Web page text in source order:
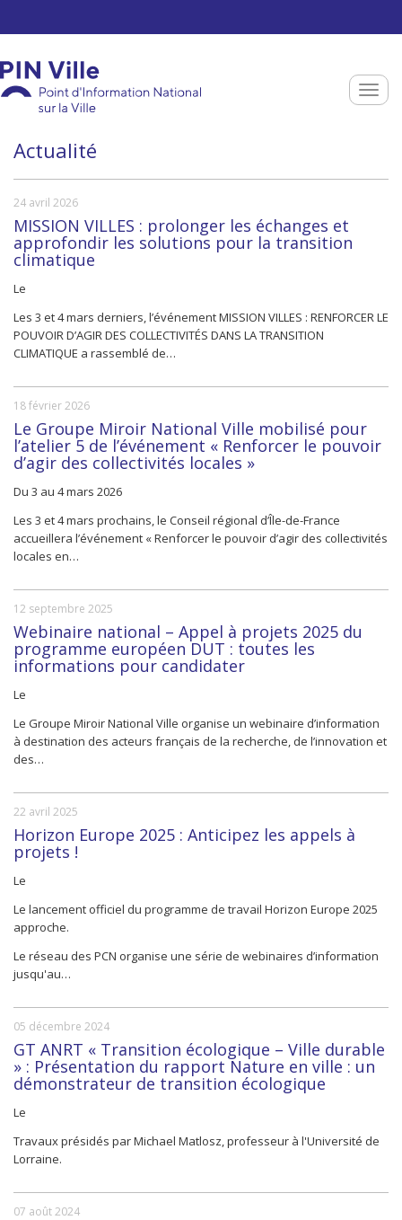
Actualité
24 avril 2026
MISSION VILLES : prolonger les échanges et
approfondir les solutions pour la transition
climatique
Le
Les 3 et 4 mars derniers, l’événement MISSION VILLES : RENFORCER LE
POUVOIR D’AGIR DES COLLECTIVITÉS DANS LA TRANSITION
CLIMATIQUE a rassemblé de…
18 février 2026
Le Groupe Miroir National Ville mobilisé pour
l’atelier 5 de l’événement « Renforcer le pouvoir
d’agir des collectivités locales »
Du 3 au 4 mars 2026
Les 3 et 4 mars prochains, le Conseil régional d’Île-de-France
accueillera l’événement « Renforcer le pouvoir d’agir des collectivités
locales en…
12 septembre 2025
Webinaire national – Appel à projets 2025 du
programme européen DUT : toutes les
informations pour candidater
Le
Le Groupe Miroir National Ville organise un webinaire d’information
à destination des acteurs français de la recherche, de l’innovation et
des…
22 avril 2025
Horizon Europe 2025 : Anticipez les appels à
projets !
Le
Le lancement officiel du programme de travail Horizon Europe 2025
approche.
Le réseau des PCN organise une série de webinaires d’information
jusqu'au…
05 décembre 2024
GT ANRT « Transition écologique – Ville durable
» : Présentation du rapport Nature en ville : un
démonstrateur de transition écologique
Le
Travaux présidés par Michael Matlosz, professeur à l'Université de
Lorraine.
07 août 2024